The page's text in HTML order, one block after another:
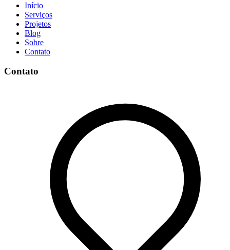
Início
Serviços
Projetos
Blog
Sobre
Contato
Contato